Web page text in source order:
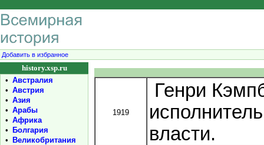
Добавить в избранное
history.xsp.ru
• Австралия
• Австрия
• Азия
• Арабы
• Африка
•
Болгария
•
Великобритания
1919
Генри
власти.